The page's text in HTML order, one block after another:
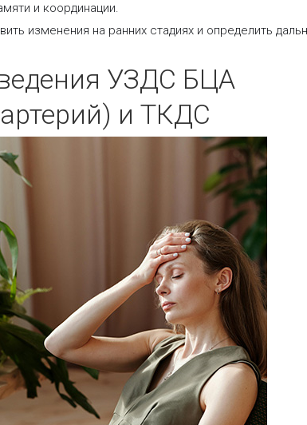
и координации.
изменения на ранних стадиях и определить
УЗДС БЦА
и ТКДС